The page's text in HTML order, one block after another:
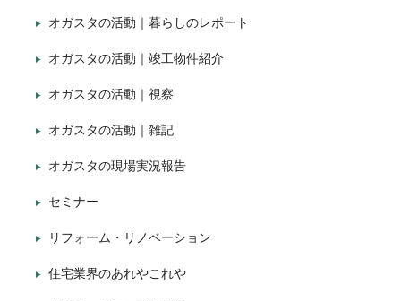
オガスタの活動｜暮らしのレポート
オガスタの活動｜竣工物件紹介
オガスタの活動｜視察
オガスタの活動｜雑記
オガスタの現場実況報告
セミナー
リフォーム・リノベーション
住宅業界のあれやこれや